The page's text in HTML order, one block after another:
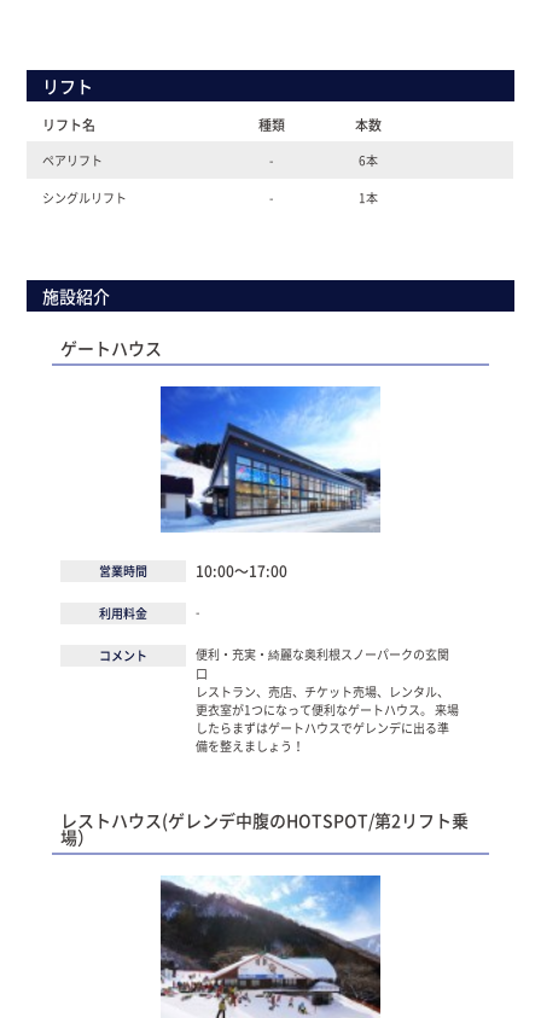
リフト
リフト名 種類 本数
ペアリフト - 6本
シングルリフト - 1本
施設紹介
ゲートハウス
営業時間 10:00～17:00
利用料金 -
コメント
便利・充実・綺麗な奥利根スノーパークの玄関
口
レストラン、売店、チケット売場、レンタル、
更衣室が1つになって便利なゲートハウス。 来場
したらまずはゲートハウスでゲレンデに出る準
備を整えましょう！
レストハウス(ゲレンデ中腹のHOTSPOT/第2リフト乗
場）